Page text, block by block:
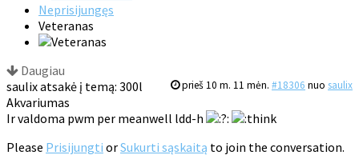
Neprisijungęs
Veteranas
Daugiau
prieš 10 m. 11 mėn. #18306 nuo saulix
saulix atsakė į temą: 300l
Akvariumas
Ir valdoma pwm per meanwell ldd-h
:
Please Prisijungti orSukurti sąskaitą to join the conversation.